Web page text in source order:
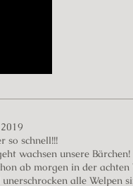
so schnell!!!
wachsen unsere Bärchen!
ab morgen in der achten
alle Welpen